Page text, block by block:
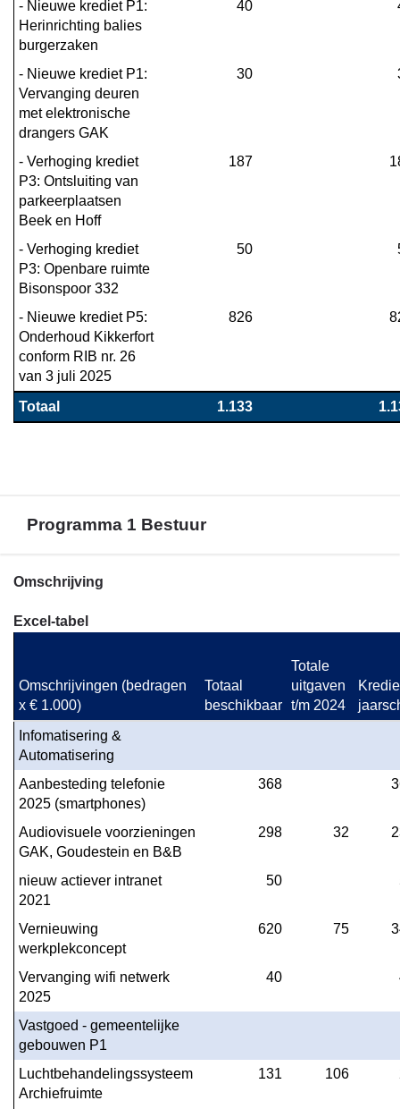
- Nieuwe krediet P1:
Herinrichting balies
burgerzaken
40
- Nieuwe krediet P1:
Vervanging deuren
met elektronische
drangers GAK
30
- Verhoging krediet
P3: Ontsluiting van
parkeerplaatsen
Beek en Hoff
187
- Verhoging krediet
P3: Openbare ruimte
Bisonspoor 332
50
- Nieuwe krediet P5:
Onderhoud Kikkerfort
conform RIB nr. 26
van 3 juli 2025
826
Totaal 1.133
Programma 1 Bestuur
Terug
navigatie
Investeringen
Programma
Bestuur
Omschrijving
Excel-tabel
Omschrijvingen (bedragen
x € 1.000)
Totaal
beschikbaar
Totale
uitgaven
t/m 2024
Infomatisering &
Automatisering
Aanbesteding telefonie
2025 (smartphones)
368
Audiovisuele voorzieningen
GAK, Goudestein en B&B
298 32
nieuw actiever intranet
2021
50
Vernieuwing
werkplekconcept
620 75
Vervanging wifi netwerk
2025
40
Vastgoed - gemeentelijke
gebouwen P1
Luchtbehandelingssysteem
Archiefruimte
131 106